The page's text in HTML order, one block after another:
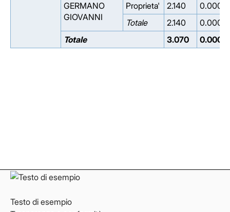
GERMANO
GIOVANNI
Proprieta' 2.140
0.000
Totale
2.140
0.000
Totale
3.070 0.000
Testo di esempio